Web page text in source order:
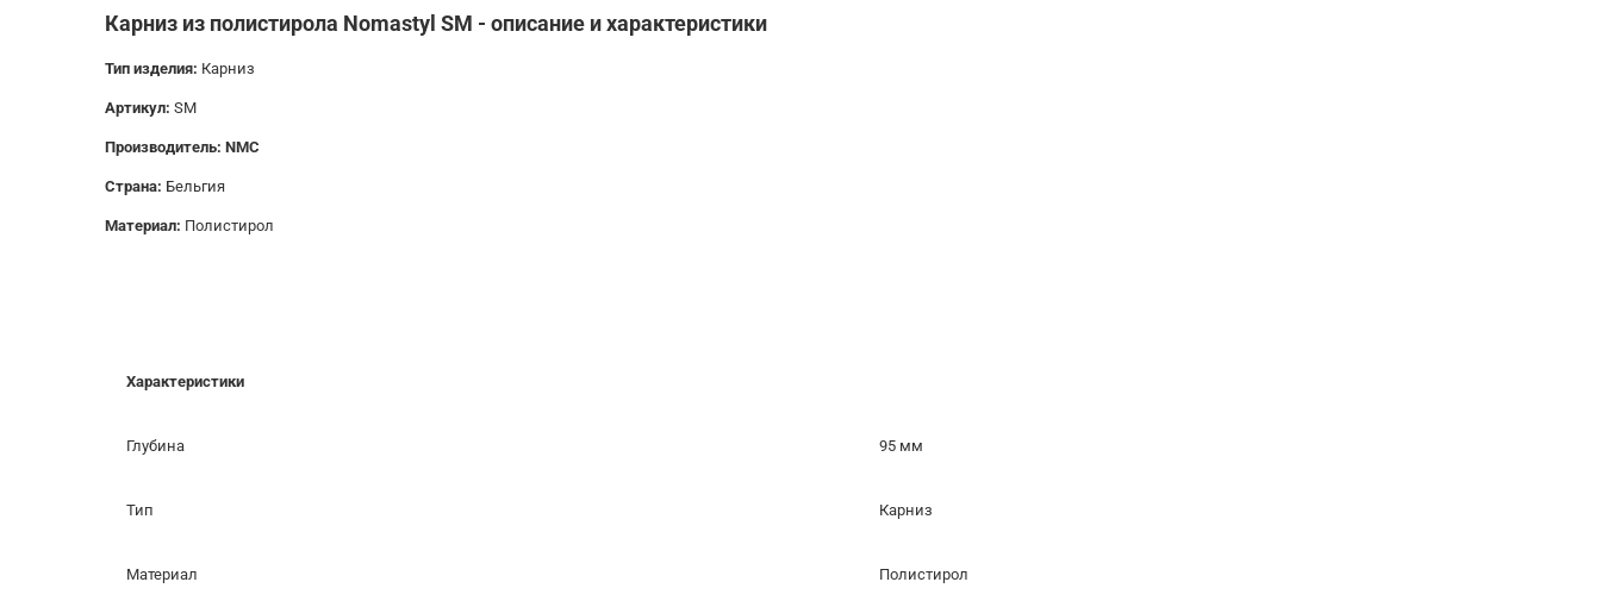
Карниз из полистирола Nomastyl SM - описание и характеристики
Тип изделия: Карниз
Артикул: SM
Производитель: NMC
Страна: Бельгия
Материал: Полистирол
Характеристики
Глубина 95 мм
Тип Карниз
Материал Полистирол